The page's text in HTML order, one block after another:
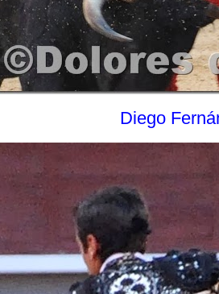
Diego